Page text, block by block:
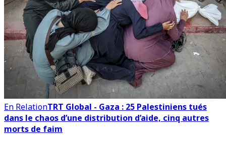
En RelationTRT Global - Gaza : 25 Palestiniens tués
dans le chaos d’une distribution d’aide, cinq autres
morts de faim